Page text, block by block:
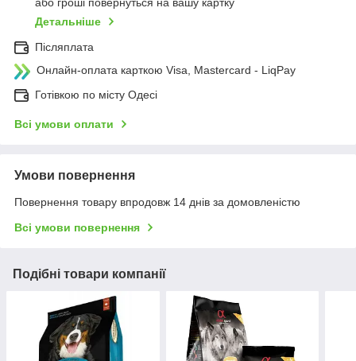
або гроші повернуться на вашу картку
Детальніше
Післяплата
Онлайн-оплата карткою Visa, Mastercard - LiqPay
Готівкою по місту Одесі
Всі умови оплати
Умови повернення
Повернення товару впродовж 14 днів за домовленістю
Всі умови повернення
Подібні товари компанії